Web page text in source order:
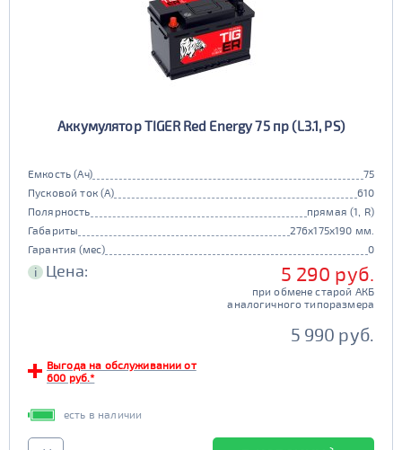
Аккумулятор TIGER Red Energy 75 пр (L3.1, PS)
Емкость (Ач)
75
Пусковой ток (А)
610
Полярность
прямая (1, R)
Габариты
276x175x190 мм.
Гарантия (мес)
0
i Цена: 5 290 руб.
при обмене старой АКБ
аналогичного типоразмера
5 990 руб.
Выгода на обслуживании от
600 руб.*
есть в наличии